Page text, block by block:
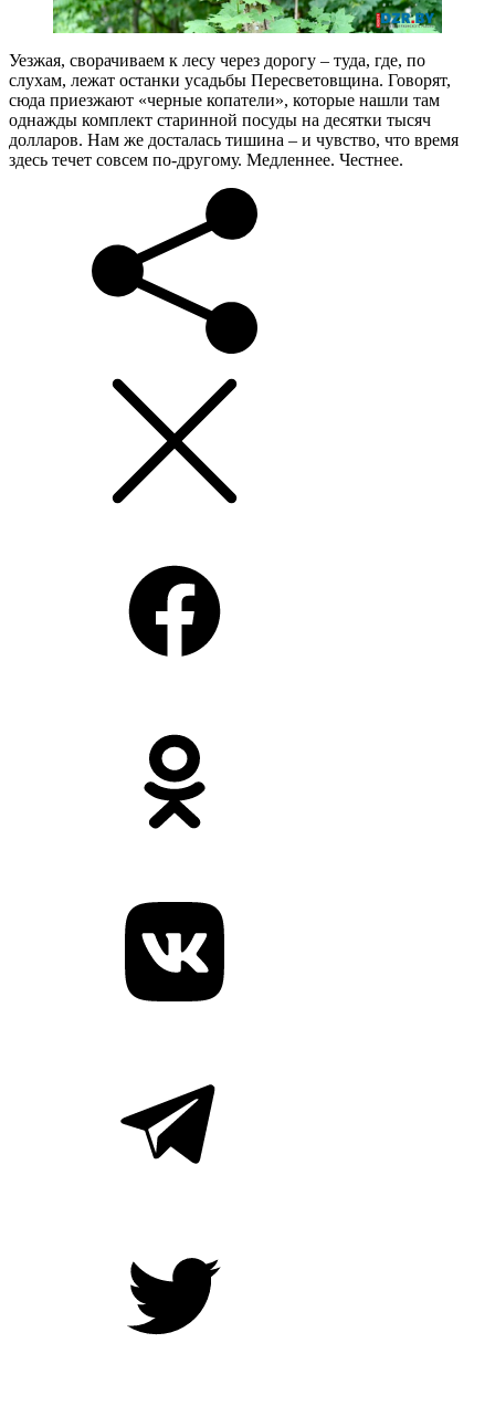
Уезжая, сворачиваем к лесу через дорогу – туда, где, по
слухам, лежат останки усадьбы Пересветовщина. Говорят,
сюда приезжают «черные копатели», которые нашли там
однажды комплект старинной посуды на десятки тысяч
долларов. Нам же досталась тишина – и чувство, что время
здесь течет совсем по-другому. Медленнее. Честнее.